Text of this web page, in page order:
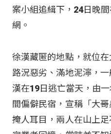
案小組追緝下，24日晚
網。
徐漢藏匿的地點，就位
路況惡劣、滿地泥濘，
漢在19日逃亡當天，由
間偏僻民宿，宣稱「大
掩人耳目，兩人在山上